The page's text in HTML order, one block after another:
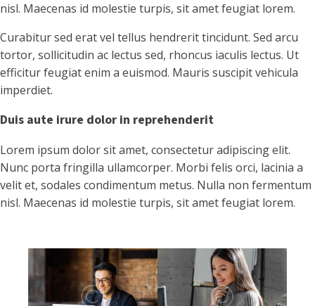
nisl. Maecenas id molestie turpis, sit amet feugiat lorem.
Curabitur sed erat vel tellus hendrerit tincidunt. Sed arcu
tortor, sollicitudin ac lectus sed, rhoncus iaculis lectus. Ut
efficitur feugiat enim a euismod. Mauris suscipit vehicula
imperdiet.
Duis aute irure dolor in reprehenderit
Lorem ipsum dolor sit amet, consectetur adipiscing elit.
Nunc porta fringilla ullamcorper. Morbi felis orci, lacinia a
velit et, sodales condimentum metus. Nulla non fermentum
nisl. Maecenas id molestie turpis, sit amet feugiat lorem.